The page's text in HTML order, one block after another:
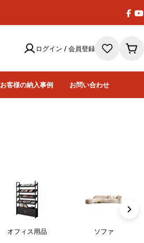
ログイン / 会員登録
カ
ト
お客様の納入事例 お問い合わせ
オフィス用品 ソファ